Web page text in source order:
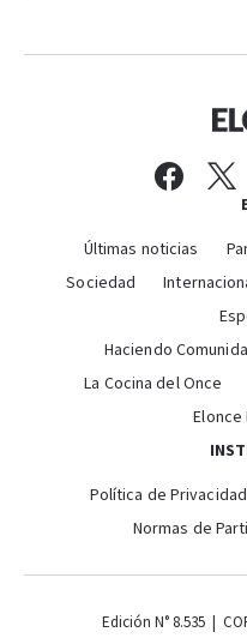
Últimas noticias
Sociedad
Haciendo
La Cocina del Once
Elonce
Política de Privacidad
Normas de
Edición N° 8.535 |